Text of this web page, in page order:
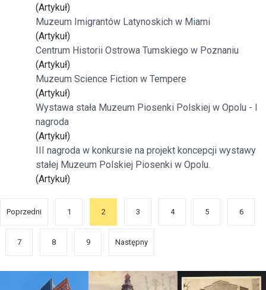
(Artykuł)
Muzeum Imigrantów Latynoskich w Miami
(Artykuł)
Centrum Historii Ostrowa Tumskiego w Poznaniu
(Artykuł)
Muzeum Science Fiction w Tempere
(Artykuł)
Wystawa stała Muzeum Piosenki Polskiej w Opolu - I
nagroda
(Artykuł)
III nagroda w konkursie na projekt koncepcji wystawy
stałej Muzeum Polskiej Piosenki w Opolu.
(Artykuł)
Poprzedni 1 2 3 4 5 6
7 8 9 Następny